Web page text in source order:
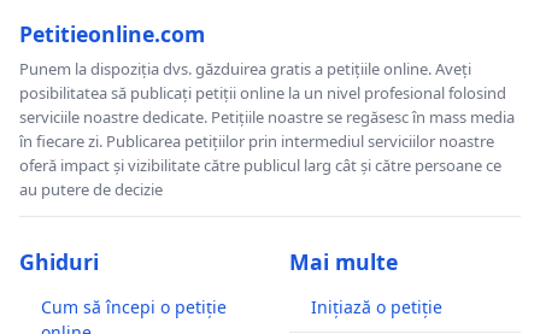
Petitieonline.com
Punem la dispoziția dvs. găzduirea gratis a petițiile online. Aveți
posibilitatea să publicați petiții online la un nivel profesional folosind
serviciile noastre dedicate. Petițiile noastre se regăsesc în mass media
în fiecare zi. Publicarea petițiilor prin intermediul serviciilor noastre
oferă impact și vizibilitate către publicul larg cât și către persoane ce
au putere de decizie
Ghiduri
Cum să începi o petiție
Mai multe
Inițiază o petiție